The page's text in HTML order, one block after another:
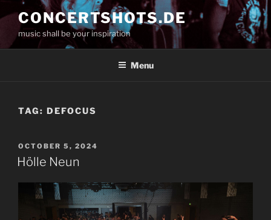
to
content
CONCERTSHOTS.DE
music shall be your inspiration
Menu
TAG: DEFOCUS
POSTED
ON
OCTOBER 5, 2024
Hölle Neun